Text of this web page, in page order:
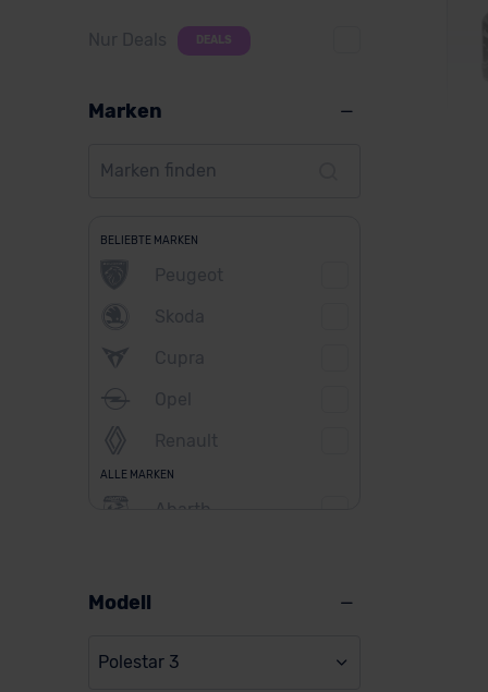
Nur Deals DEALS
Marken
BELIEBTE MARKEN
Peugeot
Skoda
Cupra
Opel
Renault
ALLE MARKEN
Abarth
BMW
Modell
Polestar 3